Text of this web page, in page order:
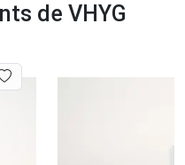
de VHYG